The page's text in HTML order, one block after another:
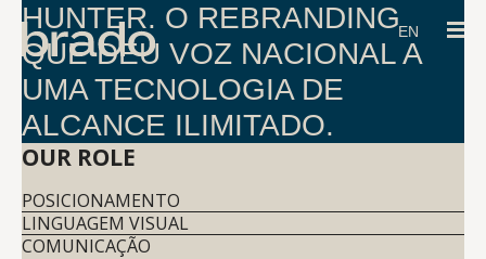
EN
HUNTER. O REBRANDING
QUE DEU VOZ NACIONAL A
UMA TECNOLOGIA DE
ALCANCE ILIMITADO.
OUR ROLE
POSICIONAMENTO
LINGUAGEM VISUAL
COMUNICAÇÃO